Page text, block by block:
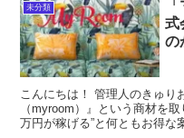
未分類
式
の
こんにちは！ 管理人のきゅり
（myroom）』という商材を
万円が稼げる”と何ともお得な